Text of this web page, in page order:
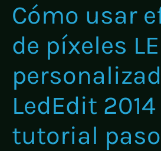
Cómo usar
de píxeles
LedEdit 2014
tutorial